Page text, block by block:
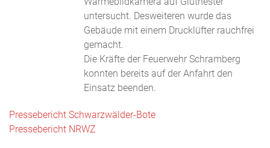
untersucht. Desweiteren wurde das
Gebäude mit einem Drucklüfter rauchfrei
gemacht.
Die Kräfte der Feuerwehr Schramberg
konnten bereits auf der Anfahrt den
Einsatz beenden.
Pressebericht Schwarzwälder-Bote
Pressebericht NRWZ